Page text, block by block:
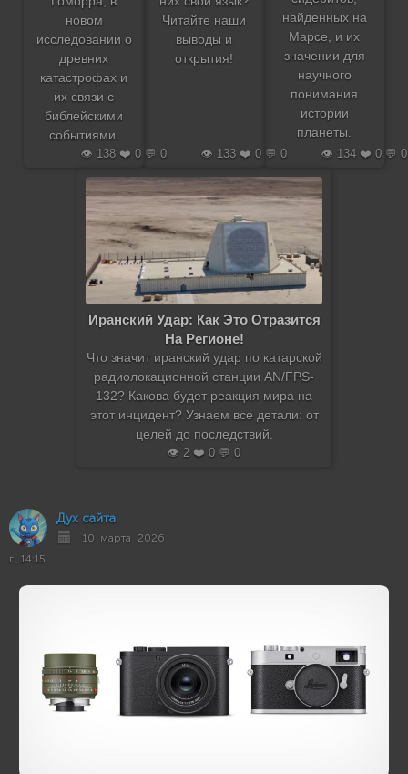
новом
исследовании о
древних
катастрофах и
их связи с
библейскими
событиями.
👁️ 138 ❤️ 0 💬 0
Читайте наши
выводы и
открытия!
👁️ 133 ❤️ 0 💬 0
найденных на
Марсе, и их
значении для
научного
понимания
истории
планеты.
👁️ 134 ❤️ 0 💬 0
Иранский Удар: Как Это Отразится
На Регионе!
Что значит иранский удар по катарской
радиолокационной станции AN/FPS-
132? Какова будет реакция мира на
этот инцидент? Узнаем все детали: от
целей до последствий.
👁️ 2 ❤️ 0 💬 0
Дух сайта
10 марта 2026
г., 14:15